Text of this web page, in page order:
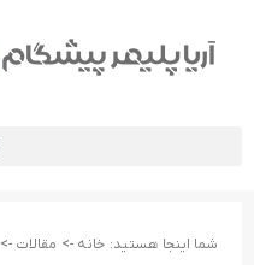
شما اینجا هستید: خانه -> مقالات ->